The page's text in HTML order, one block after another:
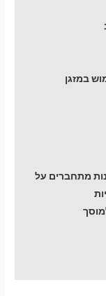
במזגן
מתחברים על